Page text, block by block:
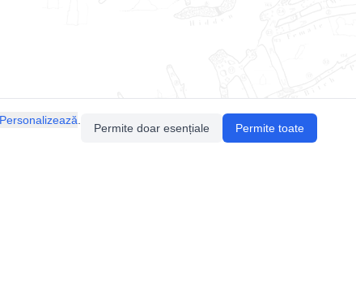
Personalizează
Permite doar esențiale Permite toate